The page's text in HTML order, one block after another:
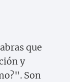
que
y
Son